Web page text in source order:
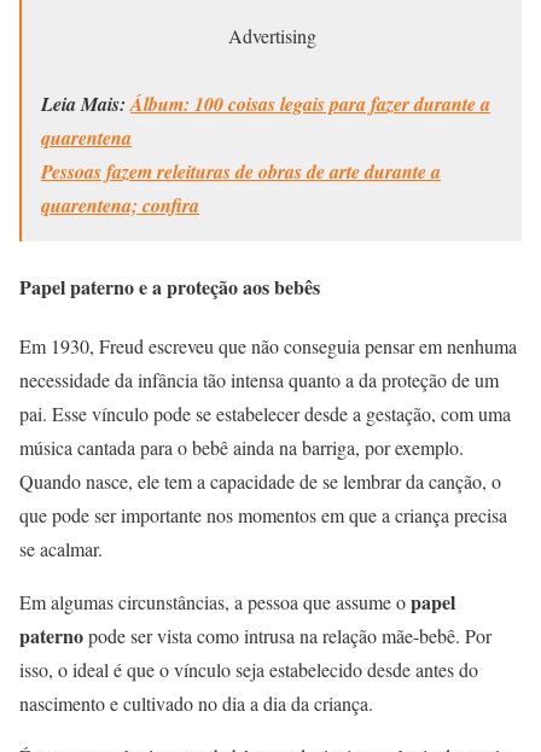
Advertising
Leia Mais:Álbum: 100 coisas legais para fazer durante a
quarentena
Pessoas fazem releituras de obras de arte durante a
quarentena; confira
Papel paterno e a proteção aos bebês
Em 1930, Freud escreveu que não conseguia pensar em nenhuma
necessidade da infância tão intensa quanto a da proteção de um
pai. Esse vínculo pode se estabelecer desde a gestação, com uma
música cantada para o bebê ainda na barriga, por exemplo.
Quando nasce, ele tem a capacidade de se lembrar da canção, o
que pode ser importante nos momentos em que a criança precisa
se acalmar.
Em algumas circunstâncias, a pessoa que assume opapel
paternopode ser vista como intrusa na relação mãe-bebê. Por
isso, o ideal é que o vínculo seja estabelecido desde antes do
nascimento e cultivado no dia a dia da criança.